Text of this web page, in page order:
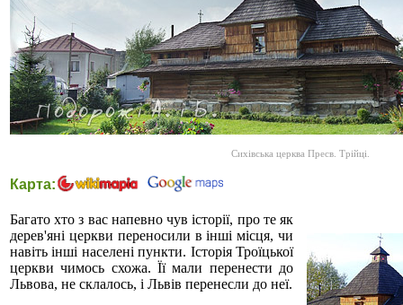
Сихівська церква Пресв. Трійці.
Карта:
Багато хто з вас напевно чув історії, про те як
дерев'яні церкви переносили в інші місця, чи
навіть інші населені пункти. Історія Троїцької
церкви чимось схожа. Її мали перенести до
Львова, не склалось, і Львів перенесли до неї.